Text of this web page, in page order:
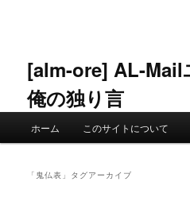
ン
へ
ツ
移
[alm-ore] AL-Mail
俺の独り言
ホーム このサイトについて
「 鬼仏表 」タグアーカイブ